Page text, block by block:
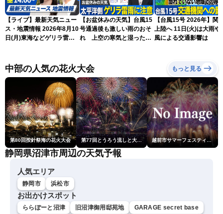
【ライブ】最新天気ニュー
ス・地震情報 2026年8月10
日(月)東海などゲリラ雷雨
ースLiVEアフタヌーン・戸
北美月／宇野沢達也〉
【お盆休みの天気】台風15
号通過後も激しい雨のおそ
れ 上空の寒気と湿った空
【台風15号 2026年】関
上陸へ 11日(火)は大雨や
風による交通影響は
中部の人気の花火大会 もっと見る
第80回按針祭海の花火大会 第77回とうろう流しと大花火大会 越前市サマーフェスティバル花火大会
静岡県沼津市周辺の天気予報
人気エリア
静岡市 浜松市
お出かけスポット
ららぽーと沼津 旧沼津御用邸苑地
GARAGE secret base